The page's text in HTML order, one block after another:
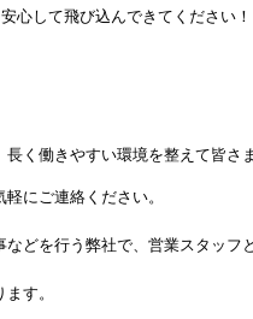
心して飛び込んできてください！
く働きやすい環境を整えて皆さ
にご連絡ください。
どを行う弊社で、営業スタッフ
す。